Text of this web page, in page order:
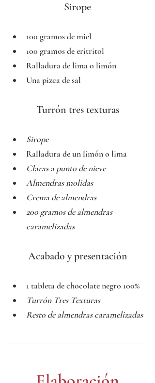
Sirope
100 gramos de miel
100 gramos de eritritol
Ralladura de lima o limón
Una pizca de sal
Turrón tres texturas
Sirope
Ralladura de un limón o lima
Claras a punto de nieve
Almendras molidas
Crema de almendras
200 gramos de almendras
caramelizadas
Acabado y presentación
1 tableta de chocolate negro 100%
Turrón Tres Texturas
Resto de almendras caramelizadas